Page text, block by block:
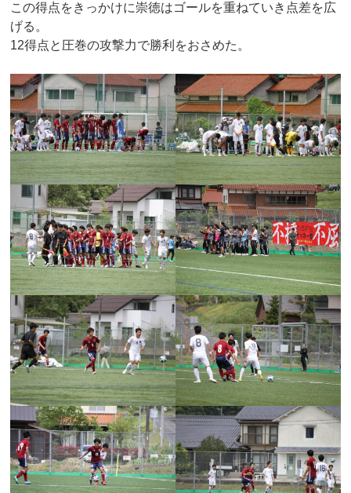
この得点をきっかけに崇徳はゴールを重ねていき点差を広
げる。
12得点と圧巻の攻撃力で勝利をおさめた。